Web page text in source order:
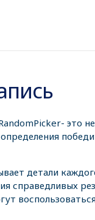
это
детали
справедливых